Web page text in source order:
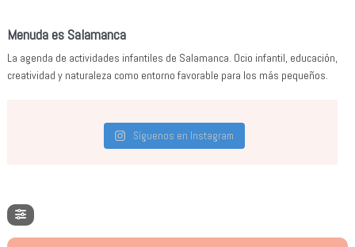
Menuda es Salamanca
La agenda de actividades infantiles de Salamanca. Ocio infantil, educación,
creatividad y naturaleza como entorno favorable para los más pequeños.
Síguenos en Instagram